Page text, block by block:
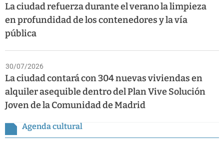
La ciudad refuerza durante el verano la limpieza
en profundidad de los contenedores y la vía
pública
30/07/2026
La ciudad contará con 304 nuevas viviendas en
alquiler asequible dentro del Plan Vive Solución
Joven de la Comunidad de Madrid
Agenda cultural